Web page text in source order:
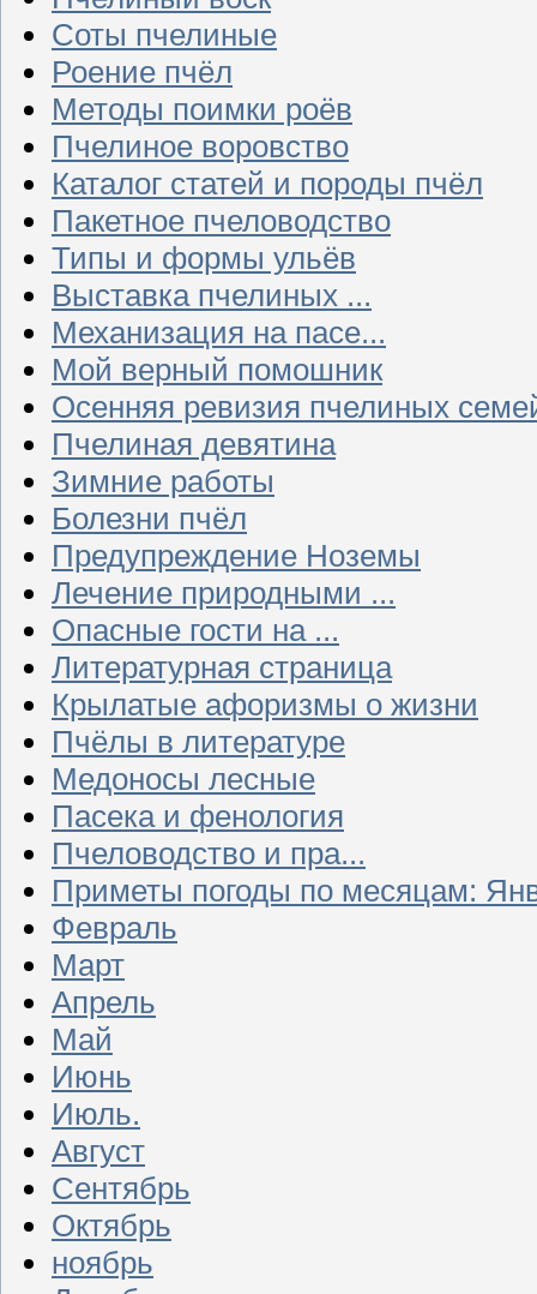
Соты пчелиные
Роение пчёл
Методы поимки роёв
Пчелиное воровство
Каталог статей и породы пчёл
Пакетное пчеловодство
Типы и формы ульёв
Выставка пчелиных ...
Механизация на пасе...
Мой верный помошник
Осенняя ревизия пчелиных
Пчелиная девятина
Зимние работы
Болезни пчёл
Предупреждение Ноземы
Лечение природными ...
Опасные гости на ...
Литературная страница
Крылатые афоризмы о жизни
Пчёлы в литературе
Медоносы лесные
Пасека и фенология
Пчеловодство и пра...
Приметы погоды по месяцам:
Февраль
Март
Апрель
Май
Июнь
Июль.
Август
Сентябрь
Октябрь
ноябрь